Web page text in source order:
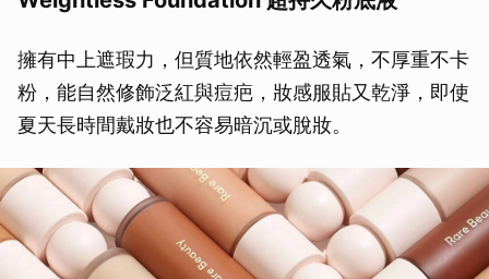
擁有中上遮瑕力，但質地依然輕盈透氣，不厚重不卡
粉，能自然修飾泛紅與痘疤，妝感服貼又乾淨，即使
夏天長時間戴妝也不容易暗沉或脫妝。